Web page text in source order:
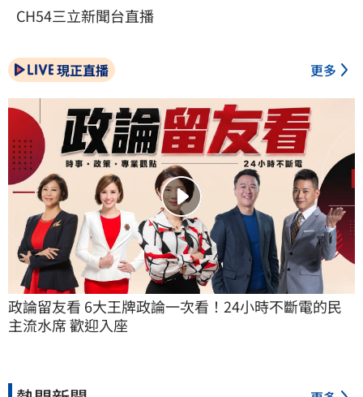
CH54三立新聞台直播
現正直播 更多
政論留友看 6大王牌政論一次看！24小時不斷電的民
主流水席 歡迎入座